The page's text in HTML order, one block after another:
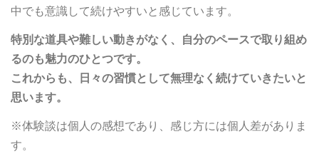
中でも意識して続けやすいと感じています。
特別な道具や難しい動きがなく、自分のペースで取り組め
るのも魅力のひとつです。
これからも、日々の習慣として無理なく続けていきたいと
思います。
※体験談は個人の感想であり、感じ方には個人差がありま
す。